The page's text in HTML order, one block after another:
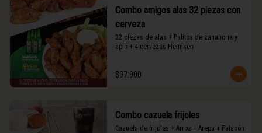
Combo amigos alas 32 piezas con
cerveza
32 piezas de alas + Palitos de zanahoria y
apio + 4 cervezas Heiniken
$97.900
Combo cazuela frijoles
Cazuela de frijoles + Arroz + Arepa + Patacón